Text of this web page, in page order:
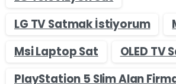
LG TV Satmak İstiyorum
Msi Laptop Sat
OLED TV
PlayStation 5 Slim Alan